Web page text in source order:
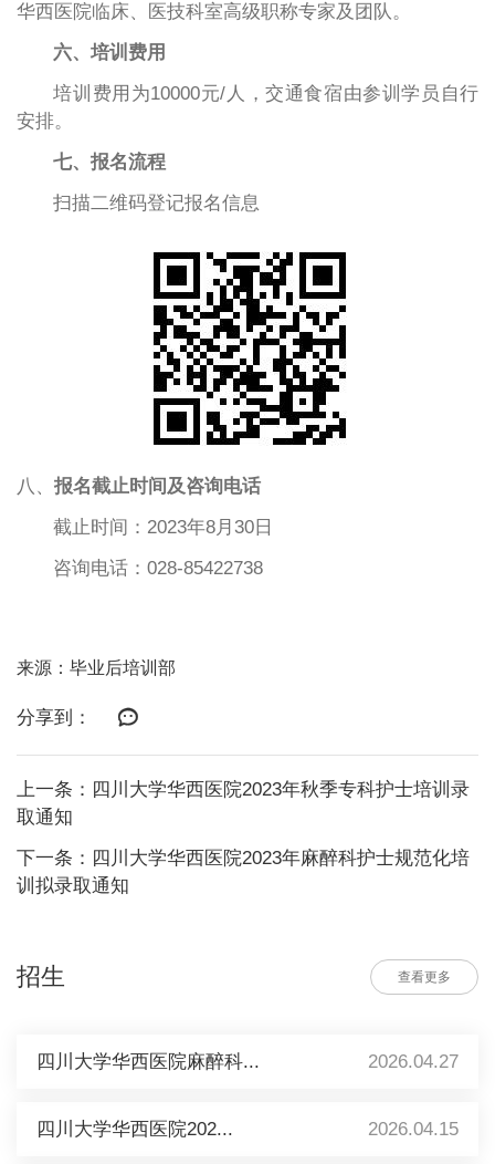
华西医院临床、医技科室高级职称专家及团队。
六、培训费用
培训费用为10000元/人，交通食宿由参训学员自行
安排。
七、报名流程
扫描二维码登记报名信息
八、 报名截止时间及咨询电话
截止时间：2023年8月30日
咨询电话：028-85422738
来源：毕业后培训部
分享到：
上一条：四川大学华西医院2023年秋季专科护士培训录
取通知
下一条：四川大学华西医院2023年麻醉科护士规范化培
训拟录取通知
招生 查看更多
四川大学华西医院麻醉科... 2026.04.27
四川大学华西医院202... 2026.04.15